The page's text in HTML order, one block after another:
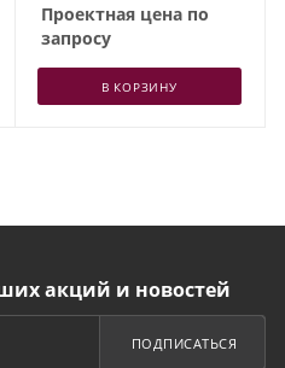
Проектная цена по
запросу
В КОРЗИНУ
акций и новостей
ПОДПИСАТЬСЯ